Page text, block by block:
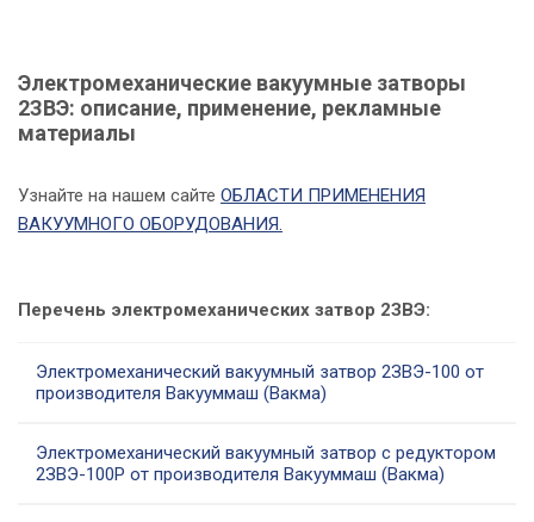
Электромеханические вакуумные затворы
2ЗВЭ: описание, применение, рекламные
материалы
Узнайте на нашем сайте ОБЛАСТИ ПРИМЕНЕНИЯ
ВАКУУМНОГО ОБОРУДОВАНИЯ.
Перечень электромеханических затвор 2ЗВЭ:
Электромеханический вакуумный затвор 2ЗВЭ-100 от
производителя Вакууммаш (Вакма)
Электромеханический вакуумный затвор с редуктором
2ЗВЭ-100Р от производителя Вакууммаш (Вакма)